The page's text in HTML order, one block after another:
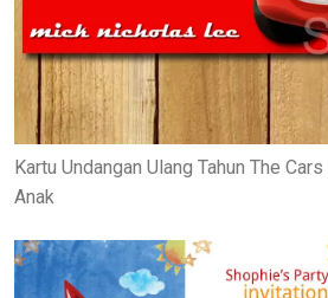
Kartu Undangan Ulang Tahun The
Anak